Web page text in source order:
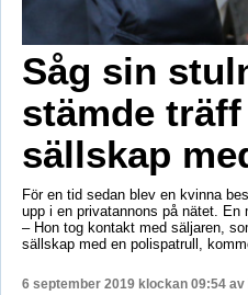
Såg sin
stämde
sällskap
För en tid sedan blev en kvinna
upp i en privatannons på nätet. En
– Hon tog kontakt med säljaren,
sällskap med en polispatrull,
6 september 2019 klockan 09:54 av